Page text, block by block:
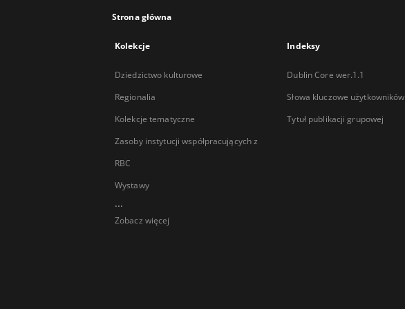
Strona główna
Kolekcje
Dziedzictwo kulturowe
Regionalia
Kolekcje tematyczne
Zasoby instytucji współpracujących z
RBC
Wystawy
...
Zobacz więcej
Indeksy
Dublin Core wer.1.1
Słowa kluczowe użytkowników
Tytuł publikacji grupowej